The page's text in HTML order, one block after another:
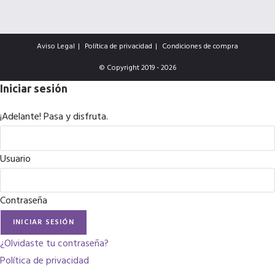
Aviso Legal Política de privacidad
Condiciones de compra
© Copyright 2019 - 2026
Iniciar sesión
¡Adelante! Pasa y disfruta.
Usuario
Contraseña
INICIAR SESIÓN
¿Olvidaste tu contraseña?
Política de privacidad